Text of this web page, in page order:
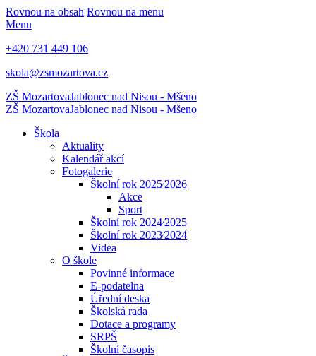
Rovnou na obsah Rovnou na menu
Menu
+420 731 449 106
skola@zsmozartova.cz
ZŠ MozartovaJablonec nad Nisou - Mšeno
ZŠ MozartovaJablonec nad Nisou - Mšeno
Škola
Aktuality
Kalendář akcí
Fotogalerie
Školní rok 2025⁄2026
Akce
Sport
Školní rok 2024⁄2025
Školní rok 2023⁄2024
Videa
O škole
Povinné informace
E-podatelna
Úřední deska
Školská rada
Dotace a programy
SRPŠ
Školní časopis